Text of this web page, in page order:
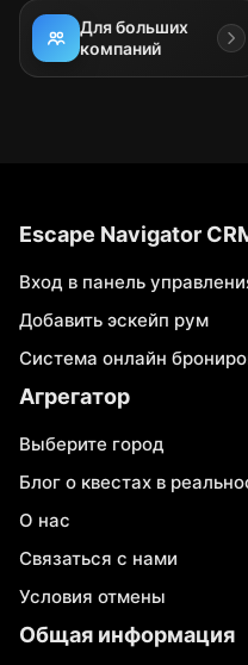
Для больших
компаний
Escape Navigator
Вход в панель
Добавить эскейп рум
Система онлайн
Агрегатор
Выберите город
Блог о квестах в
О нас
Связаться с нами
Условия отмены
Общая информация